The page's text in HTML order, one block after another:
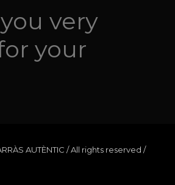
very
your
AUTÈNTIC / All rights reserved /